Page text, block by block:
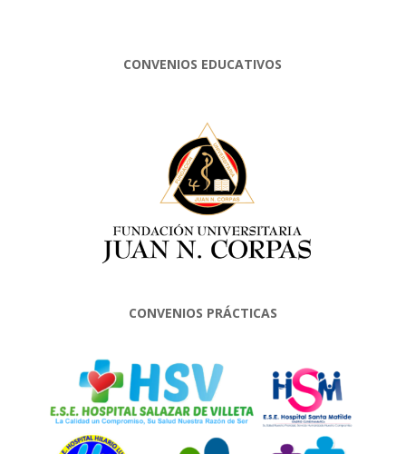
CONVENIOS EDUCATIVOS
CONVENIOS PRÁCTICAS